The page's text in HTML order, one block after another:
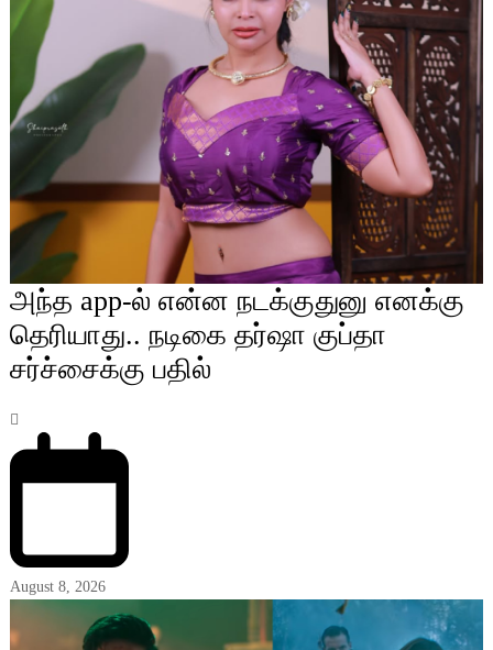
அந்த app-ல் என்ன நடக்குதுனு எனக்கு
தெரியாது.. நடிகை தர்ஷா குப்தா
சர்ச்சைக்கு பதில்
August 8, 2026